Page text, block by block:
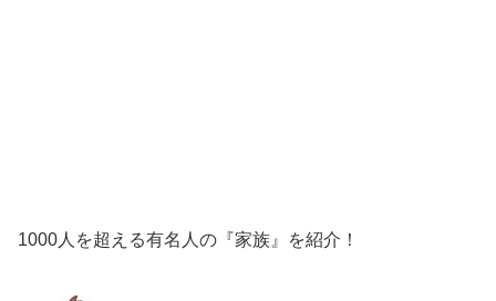
1000人を超える有名人の『家族』を紹介！